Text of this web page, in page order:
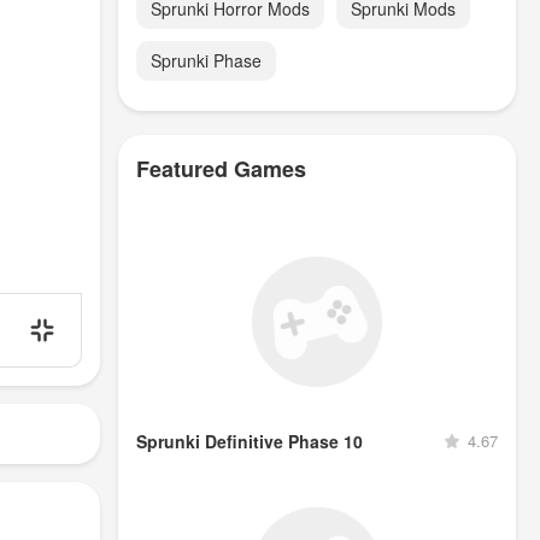
Sprunki Horror Mods Sprunki Mods
Sprunki Phase
Featured Games
Sprunki Definitive Phase 10 4.67